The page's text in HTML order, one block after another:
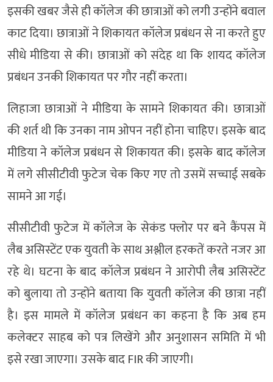
इसकी खबर जैसे ही कॉलेज की छात्राओं को लगी उन्होंने बवाल
काट दिया। छात्राओं ने शिकायत कॉलेज प्रबंधन से ना करते हुए
सीधे मीडिया से की। छात्राओं को संदेह था कि शायद कॉलेज
प्रबंधन उनकी शिकायत पर गौर नहीं करता।
लिहाजा छात्राओं ने मीडिया के सामने शिकायत की। छात्राओं
की शर्त थी कि उनका नाम ओपन नहीं होना चाहिए। इसके बाद
मीडिया ने कॉलेज प्रबंधन से शिकायत की। इसके बाद कॉलेज
में लगे सीसीटीवी फुटेज चेक किए गए तो उसमें सच्चाई सबके
सामने आ गई।
सीसीटीवी फुटेज में कॉलेज के सेकंड फ्लोर पर बने कैंपस में
लैब असिस्टेंट एक युवती के साथ अश्लील हरकतें करते नजर आ
रहे थे। घटना के बाद कॉलेज प्रबंधन ने आरोपी लैब असिस्टेंट
को बुलाया तो उन्होंने बताया कि युवती कॉलेज की छात्रा नहीं
है। इस मामले में कॉलेज प्रबंधन का कहना है कि अब हम
कलेक्टर साहब को पत्र लिखेंगे और अनुशासन समिति में भी
इसे रखा जाएगा। उसके बाद FIR की जाएगी।